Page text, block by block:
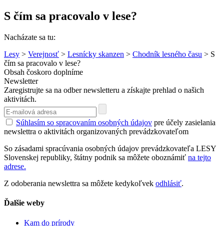
S čím sa pracovalo v lese?
Nacházate sa tu:
Lesy > Verejnosť > Lesnícky skanzen > Chodník lesného času > S
čím sa pracovalo v lese?
Obsah čoskoro doplníme
Newsletter
Zaregistrujte sa na odber newsletteru a získajte prehlad o našich
aktivitách.
Súhlasím so spracovaním osobných údajov pre účely zasielania
newslettra o aktivitách organizovaných prevádzkovateľom
So zásadami spracúvania osobných údajov prevádzkovateľa LESY
Slovenskej republiky, štátny podnik sa môžete oboznámiť na tejto
adrese.
Z odoberania newslettra sa môžete kedykoľvek odhlásiť.
Ďalšie weby
Kam do prírody